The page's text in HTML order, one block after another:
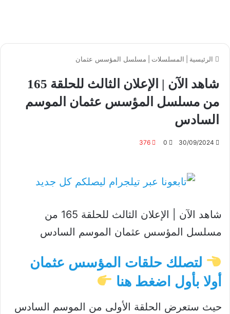
الرئيسية المسلسلات مسلسل المؤسس عثمان
شاهد الآن | الإعلان الثالث للحلقة 165
من مسلسل المؤسس عثمان الموسم
السادس
30/09/2024
0
376
شاهد الآن | الإعلان الثالث للحلقة 165 من
مسلسل المؤسس عثمان الموسم السادس
لتصلك حلقات المؤسس عثمان
أولا بأول اضغط هنا
حيث ستعرض الحلقة الأولى من الموسم السادس